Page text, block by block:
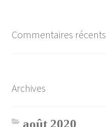
Commentaires récents
Archives
août 2020